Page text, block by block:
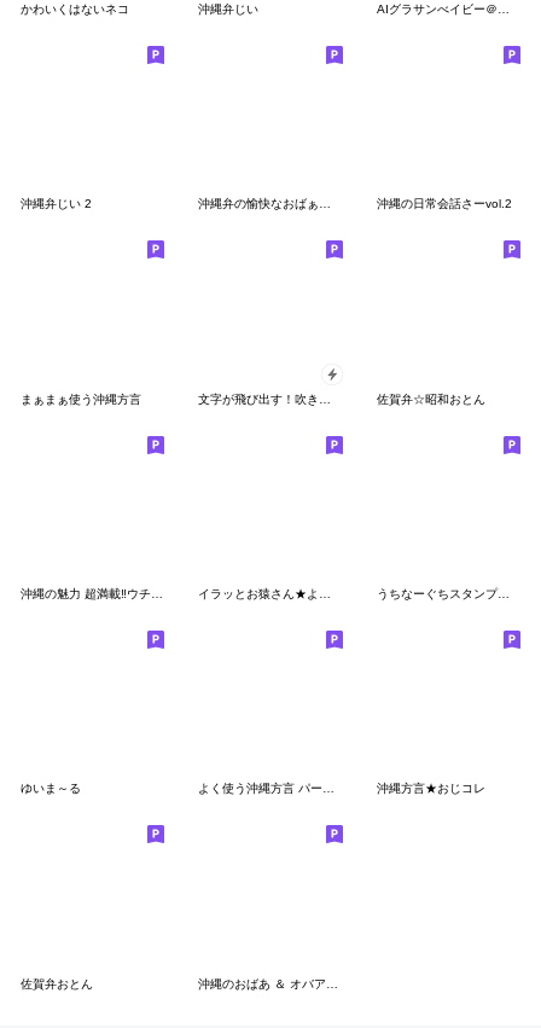
かわいくはないネコ 沖縄弁じい
沖縄弁じい 2 沖縄弁の愉快なおばぁさー 沖縄の日常会話さーvol.2
まぁまぁ使う沖縄方言 佐賀弁☆昭和おとん
うちなーぐちスタンプ第二弾
ゆいま～る よく使う沖縄方言 パート２ 沖縄方言★おじコレ
佐賀弁おとん